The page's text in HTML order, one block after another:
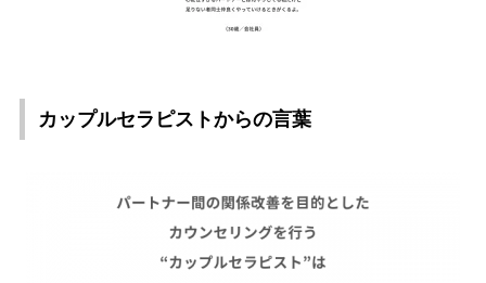
カップルセラピストからの言葉